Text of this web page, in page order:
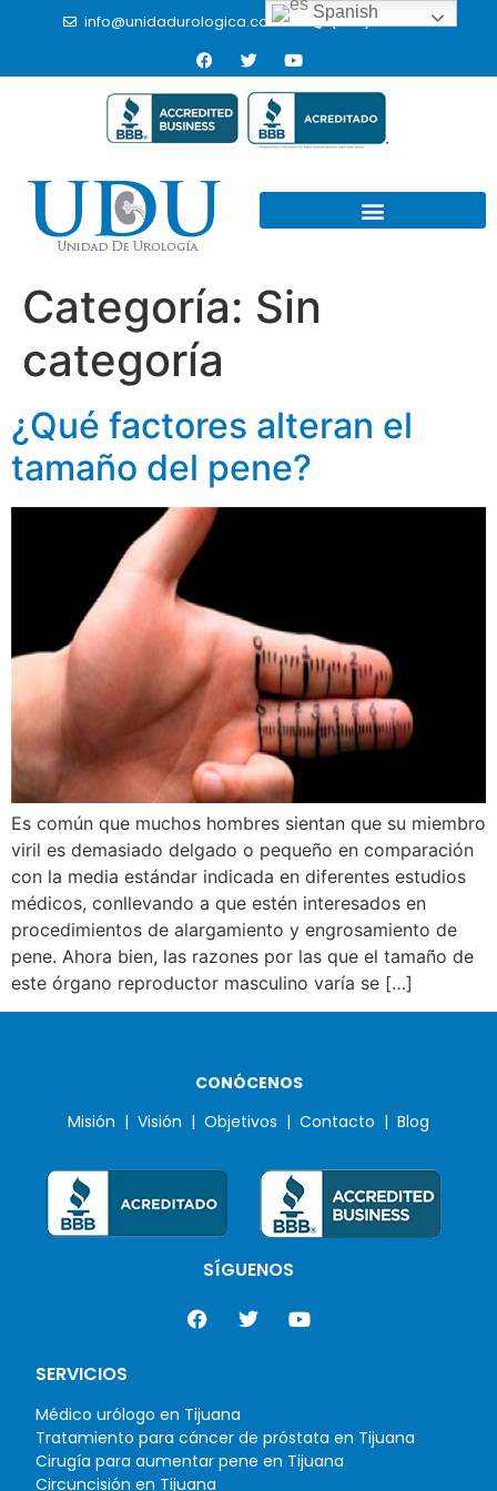
info@unidadurologica.com.mx (664) 9766433
Categoría: Sin
categoría
¿Qué factores alteran el
tamaño del pene?
Es común que muchos hombres sientan que su miembro
viril es demasiado delgado o pequeño en comparación
con la media estándar indicada en diferentes estudios
médicos, conllevando a que estén interesados en
procedimientos de alargamiento y engrosamiento de
pene. Ahora bien, las razones por las que el tamaño de
este órgano reproductor masculino varía se […]
CONÓCENOS
Misión | Visión | Objetivos | Contacto | Blog
SÍGUENOS
SERVICIOS
Médico urólogo en Tijuana
Tratamiento para cáncer de próstata en Tijuana
Cirugía para aumentar pene en Tijuana
Circuncisión en Tijuana
Spanish